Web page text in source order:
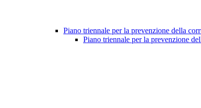
Piano triennale per la prevenzione della
Piano triennale per la prevenzione